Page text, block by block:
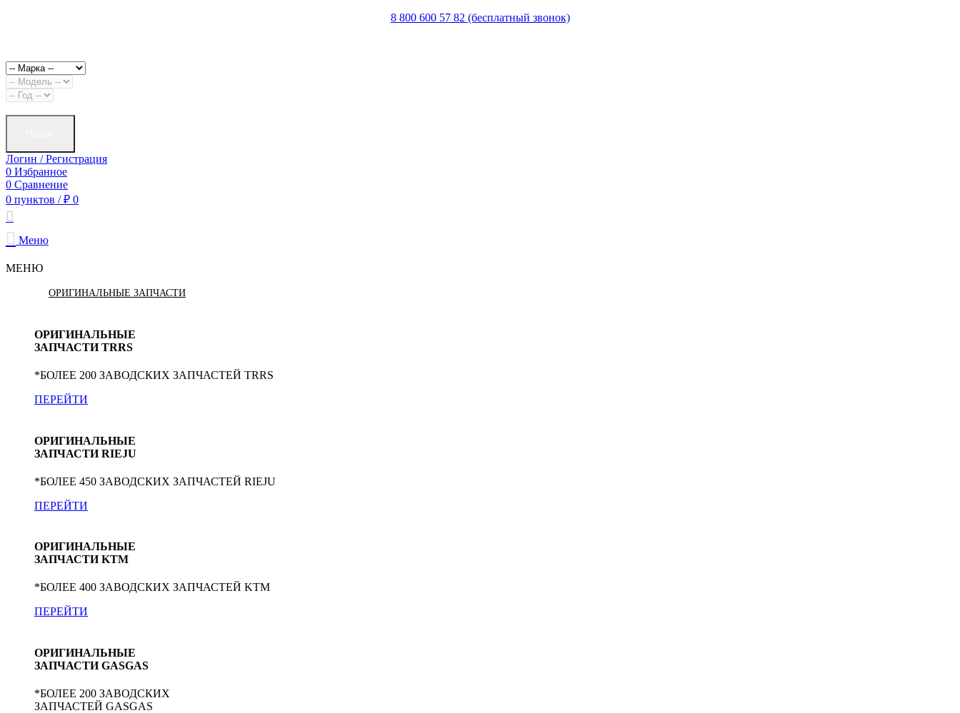
8 800 600 57 82 (бесплатный звонок)
Логин / Регистрация
0 Избранное
0 Сравнение
0 пунктов / ₽ 0
Меню
МЕНЮ
ОРИГИНАЛЬНЫЕ ЗАПЧАСТИ
ОРИГИНАЛЬНЫЕ
ЗАПЧАСТИ TRRS
*БОЛЕЕ 200 ЗАВОДСКИХ ЗАПЧАСТЕЙ TRRS
ПЕРЕЙТИ
ОРИГИНАЛЬНЫЕ
ЗАПЧАСТИ RIEJU
*БОЛЕЕ 450 ЗАВОДСКИХ ЗАПЧАСТЕЙ RIEJU
ПЕРЕЙТИ
ОРИГИНАЛЬНЫЕ
ЗАПЧАСТИ KTM
*БОЛЕЕ 400 ЗАВОДСКИХ ЗАПЧАСТЕЙ KTM
ПЕРЕЙТИ
ОРИГИНАЛЬНЫЕ
ЗАПЧАСТИ GASGAS
*БОЛЕЕ 200 ЗАВОДСКИХ
ЗАПЧАСТЕЙ GASGAS